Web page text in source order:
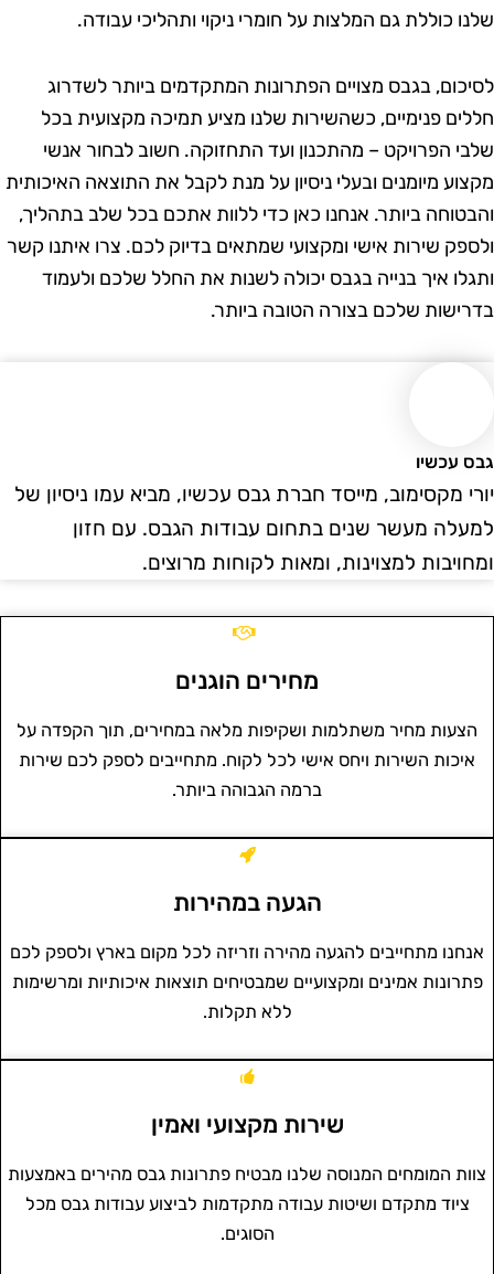
כוללת גם המלצות על חומרי ניקוי ותהליכי עבודה.
בגבס מצויים הפתרונות המתקדמים ביותר לשדרוג
פנימיים, כשהשירות שלנו מציע תמיכה מקצועית בכל
הפרויקט – מהתכנון ועד התחזוקה. חשוב לבחור אנשי
מיומנים ובעלי ניסיון על מנת לקבל את התוצאה האיכותית
ביותר. אנחנו כאן כדי ללוות אתכם בכל שלב בתהליך,
שירות אישי ומקצועי שמתאים בדיוק לכם. צרו איתנו קשר
איך בנייה בגבס יכולה לשנות את החלל שלכם ולעמוד
שלכם בצורה הטובה ביותר.
עכשיו
מקסימוב, מייסד חברת גבס עכשיו, מביא עמו ניסיון של
מעשר שנים בתחום עבודות הגבס. עם חזון
למצוינות, ומאות לקוחות מרוצים.
מחירים הוגנים
הצעות מחיר משתלמות ושקיפות מלאה במחירים, תוך הקפדה על
איכות השירות ויחס אישי לכל לקוח. מתחייבים לספק לכם שירות
ברמה הגבוהה ביותר.
הגעה במהירות
אנחנו מתחייבים להגעה מהירה וזריזה לכל מקום בארץ ולספק לכם
פתרונות אמינים ומקצועיים שמבטיחים תוצאות איכותיות ומרשימות
ללא תקלות.
שירות מקצועי ואמין
צוות המומחים המנוסה שלנו מבטיח פתרונות גבס מהירים באמצעות
ציוד מתקדם ושיטות עבודה מתקדמות לביצוע עבודות גבס מכל
הסוגים.